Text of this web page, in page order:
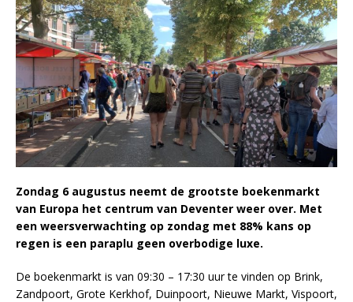
Zondag 6 augustus neemt de grootste boekenmarkt
van Europa het centrum van Deventer weer over. Met
een weersverwachting op zondag met 88% kans op
regen is een paraplu geen overbodige luxe.
De boekenmarkt is van 09:30 – 17:30 uur te vinden op Brink,
Zandpoort, Grote Kerkhof, Duinpoort, Nieuwe Markt, Vispoort,